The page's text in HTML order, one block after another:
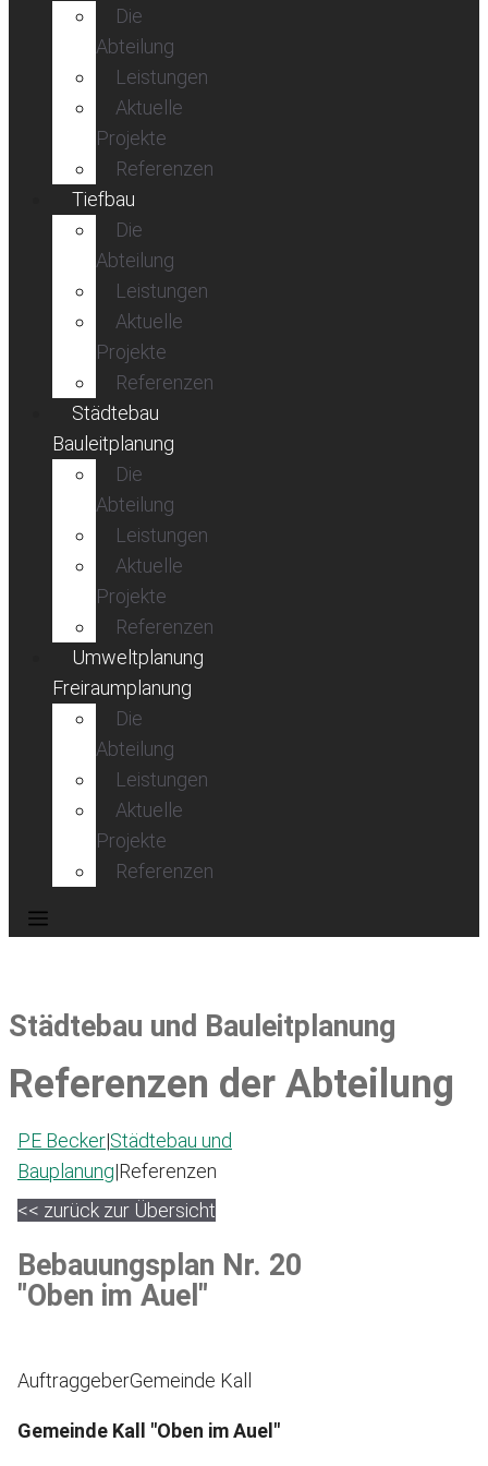
Die
Abteilung
Leistungen
Aktuelle
Projekte
Referenzen
Tiefbau
Die
Abteilung
Leistungen
Aktuelle
Projekte
Referenzen
Städtebau
Bauleitplanung
Die
Abteilung
Leistungen
Aktuelle
Projekte
Referenzen
Umweltplanung
Freiraumplanung
Die
Abteilung
Leistungen
Aktuelle
Projekte
Referenzen
Städtebau und Bauleitplanung
Referenzen der Abteilung
PE Becker|Städtebau und
Bauplanung|Referenzen
<< zurück zur Übersicht
Bebauungsplan Nr. 20
"Oben im Auel"
AuftraggeberGemeinde Kall
Gemeinde Kall "Oben im Auel"